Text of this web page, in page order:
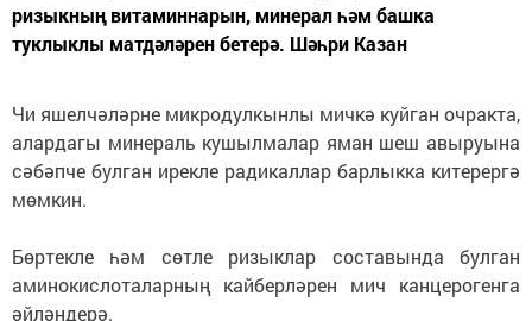
ризыкның витаминнарын, минерал һәм башка
туклыклы матдәләрен бетерә. Шәһри Казан
Чи яшелчәләрне микродулкынлы мичкә куйган очракта,
алардагы минераль кушылмалар яман шеш авыруына
сәбәпче булган ирекле радикаллар барлыкка китерергә
мөмкин.
Бөртекле һәм сөтле ризыклар составында булган
аминокислоталарның кайберләрен мич канцерогенга
әйләндерә.